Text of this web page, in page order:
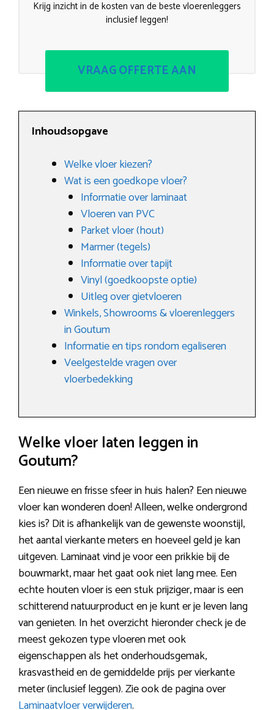
Krijg inzicht in de kosten van de beste vloerenleggers
inclusief leggen!
VRAAG OFFERTE AAN
Inhoudsopgave
Welke vloer kiezen?
Wat is een goedkope vloer?
Informatie over laminaat
Vloeren van PVC
Parket vloer (hout)
Marmer (tegels)
Informatie over tapijt
Vinyl (goedkoopste optie)
Uitleg over gietvloeren
Winkels, Showrooms & vloerenleggers
in Goutum
Informatie en tips rondom egaliseren
Veelgestelde vragen over
vloerbedekking
Welke vloer laten leggen in
Goutum?
Een nieuwe en frisse sfeer in huis halen? Een nieuwe
vloer kan wonderen doen! Alleen, welke ondergrond
kies is? Dit is afhankelijk van de gewenste woonstijl,
het aantal vierkante meters en hoeveel geld je kan
uitgeven. Laminaat vind je voor een prikkie bij de
bouwmarkt, maar het gaat ook niet lang mee. Een
echte houten vloer is een stuk prijziger, maar is een
schitterend natuurproduct en je kunt er je leven lang
van genieten. In het overzicht hieronder check je de
meest gekozen type vloeren met ook
eigenschappen als het onderhoudsgemak,
krasvastheid en de gemiddelde prijs per vierkante
meter (inclusief leggen). Zie ook de pagina over
Laminaatvloer verwijderen.